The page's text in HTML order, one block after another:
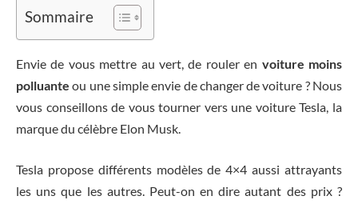
Sommaire
Envie de vous mettre au vert, de rouler en voiture moins
polluante ou une simple envie de changer de voiture ? Nous
vous conseillons de vous tourner vers une voiture Tesla, la
marque du célèbre Elon Musk.
Tesla propose différents modèles de 4×4 aussi attrayants
les uns que les autres. Peut-on en dire autant des prix ?